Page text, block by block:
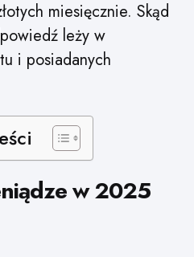
miesięcznie. Skąd
leży w
i posiadanych
w 2025